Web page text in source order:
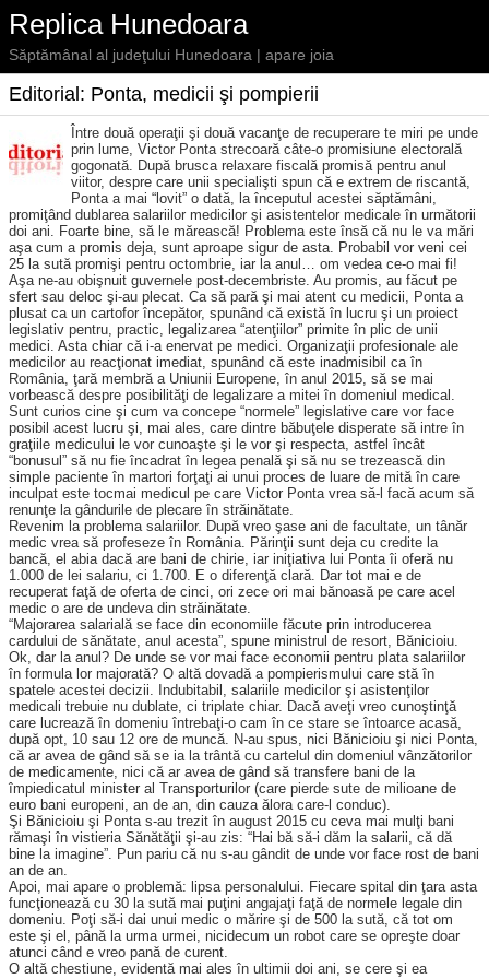
Replica Hunedoara
Săptămânal al judeţului Hunedoara | apare joia
Editorial: Ponta, medicii şi pompierii
Între două operaţii şi două vacanţe de recuperare te miri pe unde
prin lume, Victor Ponta strecoară câte-o promisiune electorală
gogonată. După brusca relaxare fiscală promisă pentru anul
viitor, despre care unii specialişti spun că e extrem de riscantă,
Ponta a mai “lovit” o dată, la începutul acestei săptămâni,
promiţând dublarea salarii­lor medicilor şi asistentelor medicale în următorii
doi ani. Foarte bine, să le mărească! Problema este însă că nu le va mări
aşa cum a promis deja, sunt aproape sigur de asta. Probabil vor veni cei
25 la sută promişi pentru octombrie, iar la anul… om vedea ce-o mai fi!
Aşa ne-au obişnuit guvernele post-decembriste. Au pro­mis, au făcut pe
sfert sau deloc şi-au plecat. Ca să pară şi mai atent cu medicii, Ponta a
plusat ca un cartofor începător, spunând că există în lucru şi un proiect
legislativ pentru, practic, legalizarea “atenţiilor” primite în plic de unii
medici. Asta chiar că i-a enervat pe medici. Organizaţii profesionale ale
medicilor au reacţionat imediat, spunând că este inadmisibil ca în
România, ţară membră a Uniunii Europene, în anul 2015, să se mai
vorbească despre posibilităţi de legalizare a mitei în domeniul medical.
Sunt curios cine şi cum va concepe “normele” legislative care vor face
posibil acest lucru şi, mai ales, care dintre băbuţele dispe­rate să intre în
graţiile medicului le vor cunoaşte şi le vor şi respecta, astfel încât
“bonusul” să nu fie încadrat în legea penală şi să nu se trezească din
simple paciente în martori forţaţi ai unui proces de luare de mită în care
inculpat este tocmai medicul pe care Victor Ponta vrea să-l facă acum să
renunţe la gândurile de plecare în străinătate.
Revenim la problema salariilor. După vreo şase ani de facultate, un tânăr
medic vrea să profeseze în România. Părinţii sunt deja cu credite la
bancă, el abia dacă are bani de chirie, iar iniţiativa lui Ponta îi oferă nu
1.000 de lei salariu, ci 1.700. E o diferenţă clară. Dar tot mai e de
recuperat faţă de oferta de cinci, ori zece ori mai bănoasă pe care acel
medic o are de undeva din străinătate.
“Majorarea salarială se face din economiile făcute prin introducerea
cardului de sănătate, anul acesta”, spune ministrul de resort, Bănicioiu.
Ok, dar la anul? De unde se vor mai face economii pentru plata salariilor
în formula lor majorată? O altă dovadă a pompierismului care stă în
spatele acestei decizii. Indubitabil, salariile medicilor şi asistenţilor
medicali trebuie nu dublate, ci triplate chiar. Dacă aveţi vreo cunoştinţă
care lucrează în domeniu întrebaţi-o cam în ce stare se întoarce acasă,
după opt, 10 sau 12 ore de muncă. N-au spus, nici Bănicioiu şi nici Ponta,
că ar avea de gând să se ia la trântă cu cartelul din domeniul vânzătorilor
de medicamente, nici că ar avea de gând să transfere bani de la
împiedicatul minister al Transporturilor (care pierde sute de milioane de
euro bani europeni, an de an, din cauza ălora care-l conduc).
Şi Bănicioiu şi Ponta s-au trezit în august 2015 cu ceva mai mulţi bani
rămaşi în vistieria Sănătăţii şi-au zis: “Hai bă să-i dăm la salarii, că dă
bine la ima­gine”. Pun pariu că nu s-au gândit de unde vor face rost de bani
an de an.
Apoi, mai apare o proble­mă: lipsa personalului. Fiecare spital din ţara asta
funcţionează cu 30 la sută mai puţini angajaţi faţă de normele legale din
domeniu. Poţi să-i dai unui medic o mărire şi de 500 la sută, că tot om
este şi el, până la urma urmei, nicidecum un robot care se opreşte doar
atunci când e vreo pană de curent.
O altă chestiune, evidentă mai ales în ultimii doi ani, se cere şi ea